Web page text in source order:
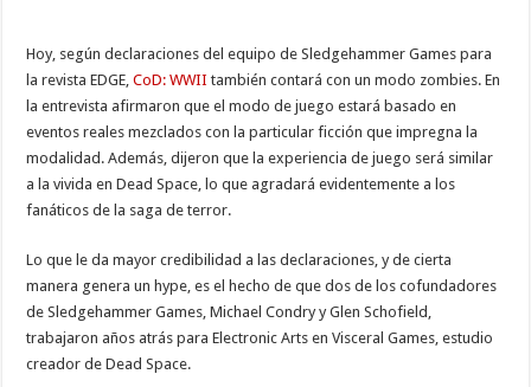
Hoy, según declaraciones del equipo de Sledgehammer Games para
la revista EDGE,CoD: WWII también contará con un modo zombies. En
la entrevista afirmaron que el modo de juego estará basado en
eventos reales mezclados con la particular ficción que impregna la
modalidad. Además, dijeron que la experiencia de juego será similar
a la vivida en Dead Space, lo que agradará evidentemente a los
fanáticos de la saga de terror.
Lo que le da mayor credibilidad a las declaraciones, y de cierta
manera genera un hype, es el hecho de que dos de los cofundadores
de Sledgehammer Games, Michael Condry y Glen Schofield,
trabajaron años atrás para Electronic Arts en Visceral Games, estudio
creador de Dead Space.